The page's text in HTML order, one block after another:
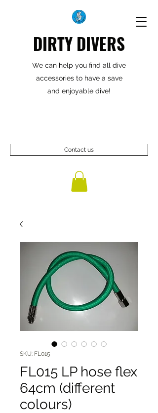
DIRTY DIVERS
We can help you find all dive
accessories to have a save
and enjoyable dive!
Contact us
SKU: FL015
FL015 LP hose flex
64cm (different
colours)